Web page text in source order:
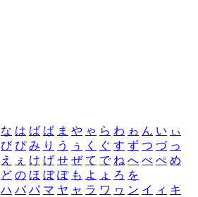
な は ば ぱ ま や ゃ ら わ ゎ ん い ぃ
び ぴ み り う ぅ く ぐ す ず つ づ っ
え ぇ け げ せ ぜ て で ね へ べ ぺ め
ど の ほ ぼ ぽ も よ ょ ろ を
ハ バ パ マ ヤ ャ ラ ワ ヮ ン イ ィ キ